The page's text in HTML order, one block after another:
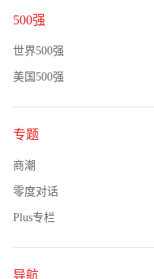
500强
世界500强
美国500强
专题
商潮
零度对话
Plus专栏
导航